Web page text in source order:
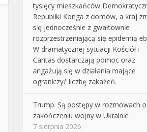
tysięcy mieszkańców
Republiki Konga z domów, a kraj
się jednocześnie z gwałtownie
rozprzestrzeniającą się epidemią
W dramatycznej sytuacji Kościół i
Caritas dostarczają pomoc oraz
angażują się w działania mające
ograniczyć liczbę zakażeń.
Trump: Są postępy w rozmowach o
zakończeniu wojny w Ukrainie
7 sierpnia 2026